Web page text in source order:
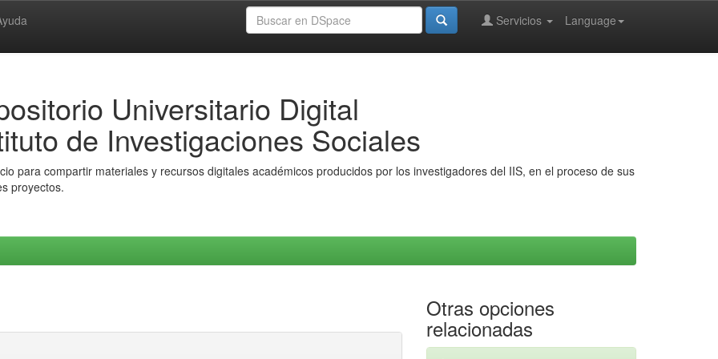
Language
Servicios
Universitario Digital
de Investigaciones Sociales
para compartir materiales y recursos digitales académicos producidos por los investigadores del IIS, en el proceso de sus
proyectos.
Otras opciones
relacionadas